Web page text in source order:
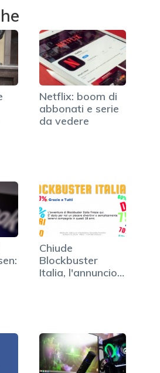
Netflix: boom di
abbonati e serie
da vedere
Chiude
Blockbuster
Italia, l'annuncio